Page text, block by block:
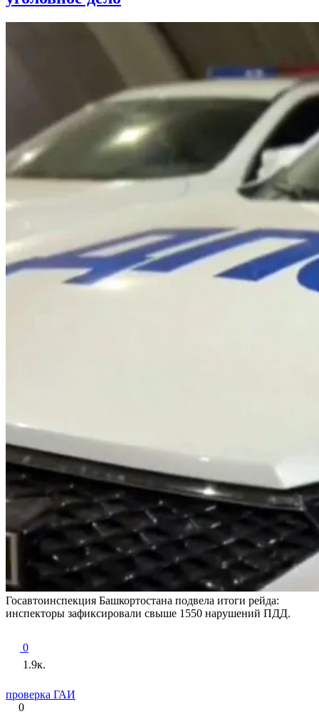
Госавтоинспекция Башкортостана подвела итоги рейда:
инспекторы зафиксировали свыше 1550 нарушений ПДД.
0
1.9к.
проверка ГАИ
0